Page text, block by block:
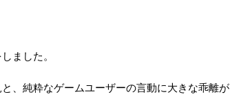
ました。
、純粋なゲームユーザーの言動に大きな乖離が